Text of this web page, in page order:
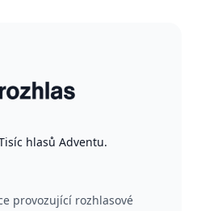
hlasů Adventu.
provozující rozhlasové